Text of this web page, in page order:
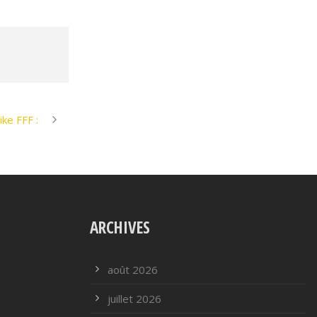
FFF :
ARCHIVES
août 2026
juillet 2026